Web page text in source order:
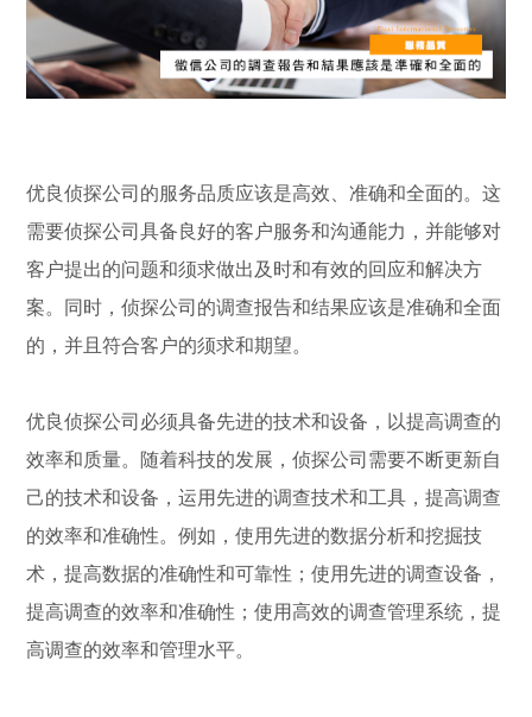
优良侦探公司的服务品质应该是高效、准确和全面的。这
需要侦探公司具备良好的客户服务和沟通能力，并能够对
客户提出的问题和须求做出及时和有效的回应和解决方
案。同时，侦探公司的调查报告和结果应该是准确和全面
的，并且符合客户的须求和期望。
优良侦探公司必须具备先进的技术和设备，以提高调查的
效率和质量。随着科技的发展，侦探公司需要不断更新自
己的技术和设备，运用先进的调查技术和工具，提高调查
的效率和准确性。例如，使用先进的数据分析和挖掘技
术，提高数据的准确性和可靠性；使用先进的调查设备，
提高调查的效率和准确性；使用高效的调查管理系统，提
高调查的效率和管理水平。